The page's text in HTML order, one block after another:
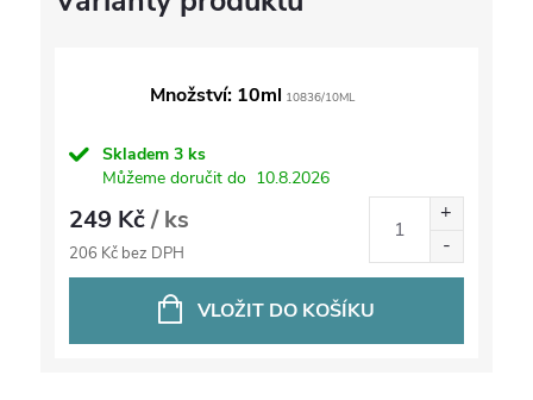
Množství: 10ml 10836/10ML
Skladem3 ks
Můžeme doručit do 10.8.2026
249 Kč/ ks
206 Kč bez DPH
VLOŽIT DO KOŠÍKU